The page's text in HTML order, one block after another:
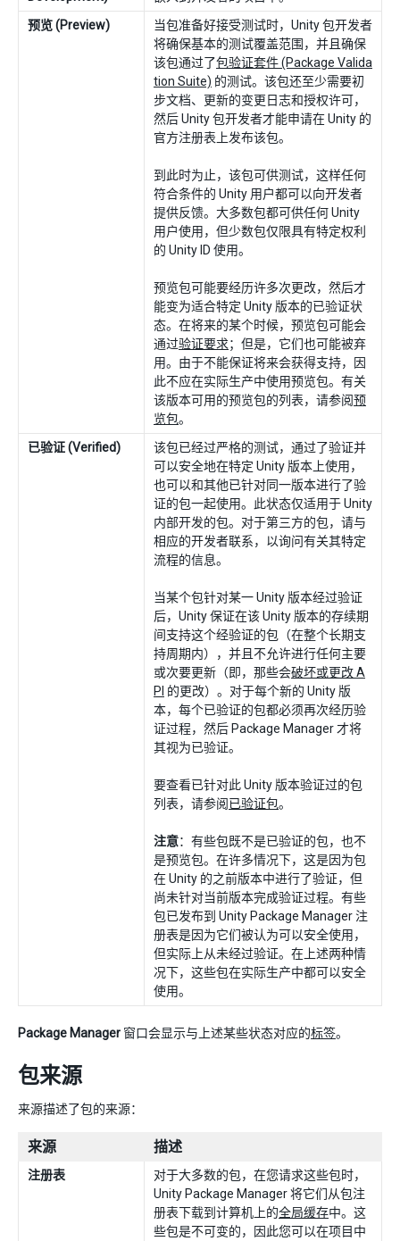
预览 (Preview)
当包准备好接受测试时，Unity 包开发者
将确保基本的测试覆盖范围，并且确保
该包通过了包验证套件 (Package Valida
tion Suite) 的测试。该包还至少需要初
步文档、更新的变更日志和授权许可，
然后 Unity 包开发者才能申请在 Unity 的
官方注册表上发布该包。
到此时为止，该包可供测试，这样任何
符合条件的 Unity 用户都可以向开发者
提供反馈。大多数包都可供任何 Unity
用户使用，但少数包仅限具有特定权利
的 Unity ID 使用。
预览包可能要经历许多次更改，然后才
能变为适合特定 Unity 版本的已验证状
态。在将来的某个时候，预览包可能会
通过验证要求；但是，它们也可能被弃
用。由于不能保证将来会获得支持，因
此不应在实际生产中使用预览包。有关
该版本可用的预览包的列表，请参阅预
览包。
已验证 (Verified)
该包已经过严格的测试，通过了验证并
可以安全地在特定 Unity 版本上使用，
也可以和其他已针对同一版本进行了验
证的包一起使用。此状态仅适用于 Unity
内部开发的包。对于第三方的包，请与
相应的开发者联系，以询问有关其特定
流程的信息。
当某个包针对某一 Unity 版本经过验证
后，Unity 保证在该 Unity 版本的存续期
间支持这个经验证的包（在整个长期支
持周期内），并且不允许进行任何主要
或次要更新（即，那些会破坏或更改 A
PI 的更改）。对于每个新的 Unity 版
本，每个已验证的包都必须再次经历验
证过程，然后 Package Manager 才将
其视为已验证。
要查看已针对此 Unity 版本验证过的包
列表，请参阅已验证包。
注意：有些包既不是已验证的包，也不
是预览包。在许多情况下，这是因为包
在 Unity 的之前版本中进行了验证，但
尚未针对当前版本完成验证过程。有些
包已发布到 Unity Package Manager 注
册表是因为它们被认为可以安全使用，
但实际上从未经过验证。在上述两种情
况下，这些包在实际生产中都可以安全
使用。
Package Manager 窗口会显示与上述某些状态对应的标签。
包来源
来源描述了包的来源：
来源 描述
注册表
对于大多数的包，在您请求这些包时，
Unity Package Manager 将它们从包注
册表下载到计算机上的全局缓存中。这
些包是不可变的，因此您可以在项目中